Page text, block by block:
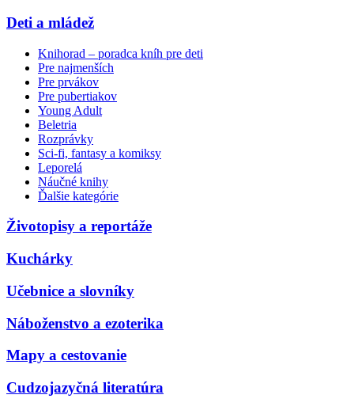
Deti a mládež
Knihorad – poradca kníh pre deti
Pre najmenších
Pre prvákov
Pre pubertiakov
Young Adult
Beletria
Rozprávky
Sci-fi, fantasy a komiksy
Leporelá
Náučné knihy
Ďalšie kategórie
Životopisy a reportáže
Kuchárky
Učebnice a slovníky
Náboženstvo a ezoterika
Mapy a cestovanie
Cudzojazyčná literatúra